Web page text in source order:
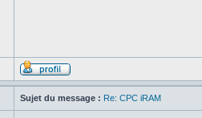
Sujet du message : Re: CPC iRAM